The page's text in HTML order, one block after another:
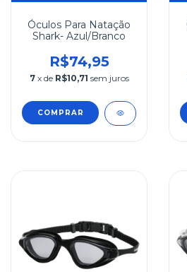
Óculos Para Natação
Shark- Azul/Branco
R$74,95
7 x de R$10,71 sem juros
COMPRAR